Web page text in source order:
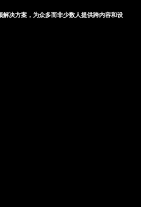
解决方案，为众多而非少数人提供跨内容和设